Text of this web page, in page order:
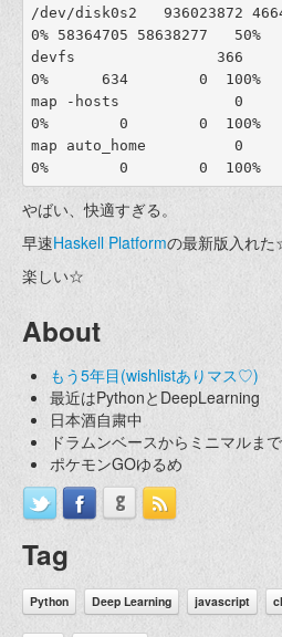
/dev/disk0s2   936023872
0% 58364705 58638277   50%
devfs                366
0%      634        0  100%
map -hosts             0
0%        0        0  100%
map auto_home
やばい、快適すぎる。
早速Haskell Platformの最新版入れ
楽しい☆
About
もう5年目(wishlistありマス♡)
最近はPythonとDeepLearning
日本酒自粛中
ドラムンベースからミニマルまで
ポケモンGOゆるめ
Tag
Python Deep Learning javascript